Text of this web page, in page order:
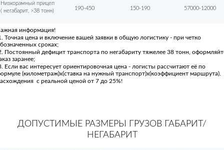
Низкорамный прицеп
( негабарит, >38 тонн)
190-450 150-190 57000-12000
информация!
Точная цена и включение вашей заявки в общую логистику - при четко
сроках;
Постоянный дефицит транспорта по негабариту тяжелее 38 тонн,
заранее;
Если вас интересует ориентировочная цена - логисты рассчитают её по
(километраж)х(ставка на нужный транспорт)х(коэффициент маршрута).
с реальной ценой от 7 до 25%!
ДОПУСТИМЫЕ РАЗМЕРЫ ГРУЗОВ ГАБАРИТ/
НЕГАБАРИТ